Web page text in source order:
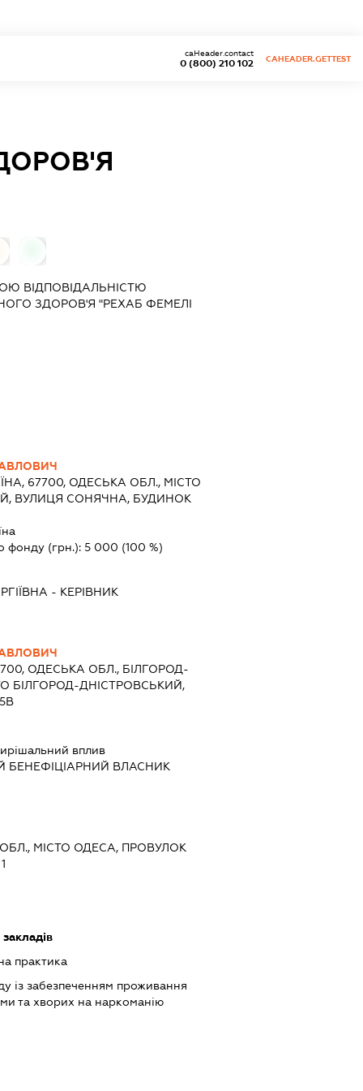
0 (800) 210 102
caHeader.contact
CAHEADER.GETTEST
ВІДПОВІДАЛЬНІСТЮ
ЗДОРОВ'Я "РЕХАБ ФЕМЕЛІ
67700, ОДЕСЬКА ОБЛ., МІСТО
ВУЛИЦЯ СОНЯЧНА, БУДИНОК
фонду (грн.):5 000 (100 %)
- КЕРІВНИК
ОДЕСЬКА ОБЛ., БІЛГОРОД-
БІЛГОРОД-ДНІСТРОВСЬКИЙ,
вплив
БЕНЕФІЦІАРНИЙ ВЛАСНИК
МІСТО ОДЕСА, ПРОВУЛОК
практика
із забезпеченням проживання
та хворих на наркоманію